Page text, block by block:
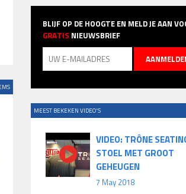
BLIJF OP DE HOOGTE EN MELD JE AAN
GRATIS NIEUWSBRIEF
MEEST BEKEKEN VIDEO'S
VIDEO: TRÔNE
STOEL MET GROOT
GEHEUGEN
7 May 2018